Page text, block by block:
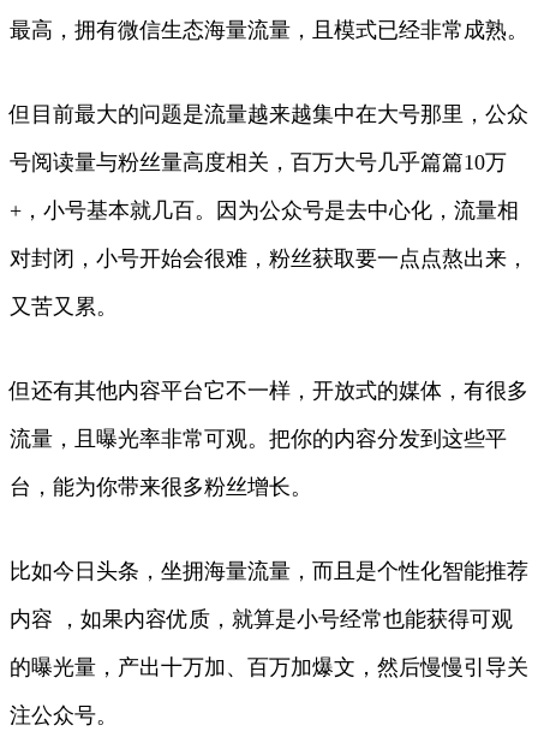
最高，拥有微信生态海量流量，且模式已经非常成熟。
但目前最大的问题是流量越来越集中在大号那里，公众
号阅读量与粉丝量高度相关，百万大号几乎篇篇10万
+，小号基本就几百。因为公众号是去中心化，流量相
对封闭，小号开始会很难，粉丝获取要一点点熬出来，
又苦又累。
但还有其他内容平台它不一样，开放式的媒体，有很多
流量，且曝光率非常可观。把你的内容分发到这些平
台，能为你带来很多粉丝增长。
比如今日头条，坐拥海量流量，而且是个性化智能推荐
内容 ，如果内容优质，就算是小号经常也能获得可观
的曝光量，产出十万加、百万加爆文，然后慢慢引导关
注公众号。